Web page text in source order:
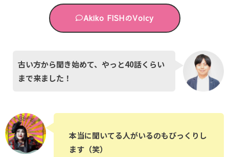
Akiko FISHのVoicy
古い方から聞き始めて、やっと40話くらい
まで来ました！
本当に聞いてる人がいるのもびっくりし
ます（笑）